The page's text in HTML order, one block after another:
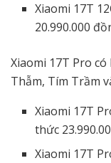
Xiaomi 17T
20.990.000
Xiaomi 17T Pro
Thẫm, Tím Trầm
Xiaomi 17T
thức
Xiaomi 17T